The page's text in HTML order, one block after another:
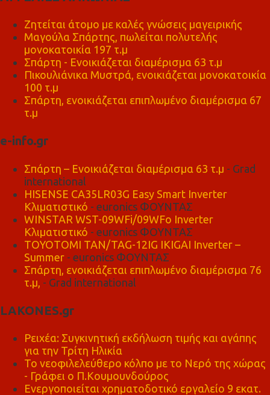
Ζητείται άτομο με καλές γνώσεις μαγειρικής
Μαγούλα Σπάρτης, πωλείται πολυτελής
μονοκατοικία 197 τ.μ
Σπάρτη - Ενοικιάζεται διαμέρισμα 63 τ.μ
Πικουλιάνικα Μυστρά, ενοικιάζεται μονοκατοικία
100 τ.μ
Σπάρτη, ενοικιάζεται επιπλωμένο διαμέρισμα 67
τ.μ
e-info.gr
Σπάρτη – Ενοικιάζεται διαμέρισμα 63 τ.μ - Grad
international
HISENSE CA35LR03G Easy Smart Inverter
Κλιματιστικό - euronics ΦΟΥΝΤΑΣ
WINSTAR WST-09WFi/09WFo Inverter
Κλιματιστικό - euronics ΦΟΥΝΤΑΣ
TOYOTOMI TAN/TAG-12IG IKIGAI Inverter –
Summer - euronics ΦΟΥΝΤΑΣ
Σπάρτη, ενοικιάζεται επιπλωμένο διαμέρισμα 76
τ.μ, - Grad international
LAKONES.gr
Ρειχέα: Συγκινητική εκδήλωση τιμής και αγάπης
για την Τρίτη Ηλικία
Το νεοφιλελεύθερο κόλπο με το Νερό της χώρας
- Γράφει ο Π.Κουμουνδούρος
Ενεργοποιείται χρηματοδοτικό εργαλείο 9 εκατ.